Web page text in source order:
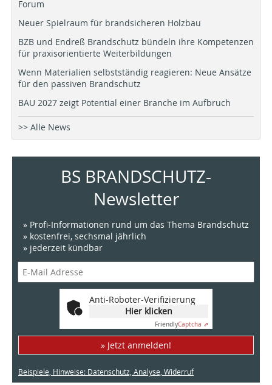
Forum
Neuer Spielraum für brandsicheren Holzbau
BZB und Endreß Brandschutz bündeln ihre Kompetenzen
für praxisorientierte Weiterbildungen
Wenn Materialien selbstständig reagieren: Neue Ansätze
für den passiven Brandschutz
BAU 2027 zeigt Potential einer Branche im Aufbruch
>> Alle News
BS BRANDSCHUTZ-
Newsletter
» Profi-Informationen rund um das Thema Brandschutz
» kostenfrei, sechsmal jährlich
» jederzeit kündbar
Anti-Roboter-Verifizierung
Hier klicken
FriendlyCaptcha ⇗
» Jetzt anmelden!
Beispiele, Hinweise: Datenschutz, Analyse, Widerruf